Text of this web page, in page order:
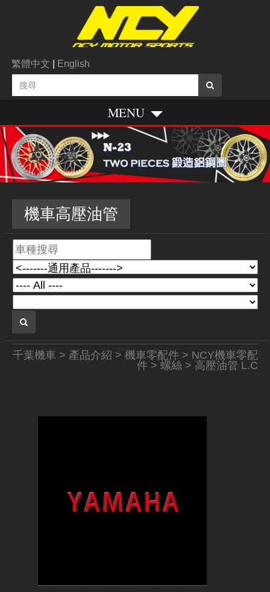
繁體中文 English
MENU
機車高壓油管
千葉機車 > 產品介紹 > 機車零配件 > NCY機車零配
件 > 螺絲 > 高壓油管 L.C